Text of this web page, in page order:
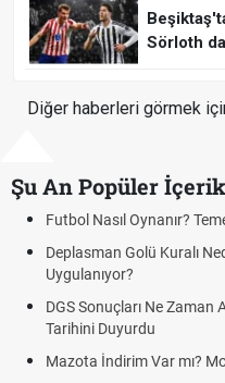
Sörloth
Diğer haberleri görmek
Şu An Popüler
Futbol Nasıl Oynanır?
Deplasman Golü Kuralı
Uygulanıyor?
DGS Sonuçları Ne Zaman
Tarihini Duyurdu
Mazota İndirim Var mı?